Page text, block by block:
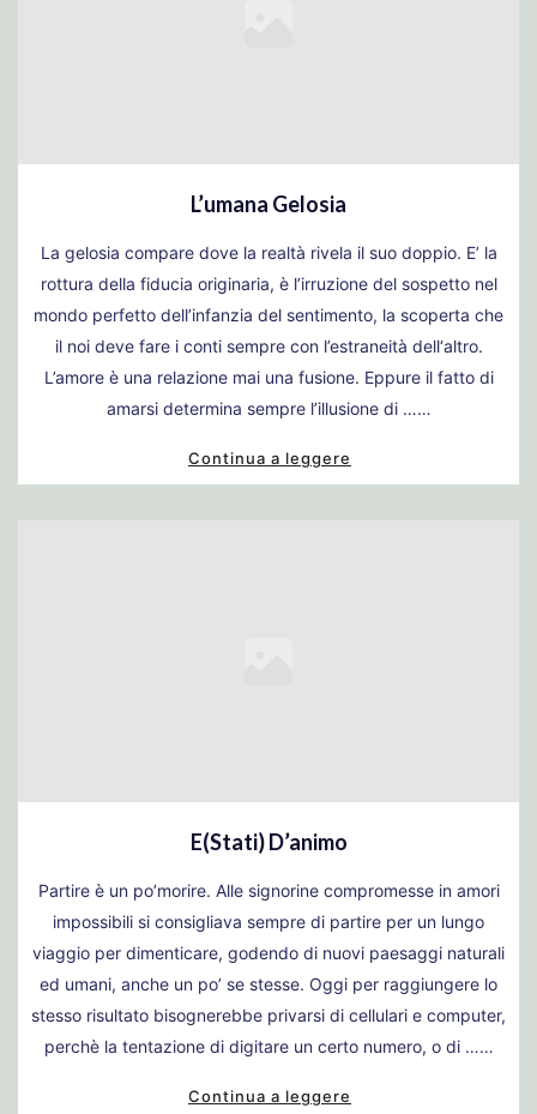
L’umana Gelosia
La gelosia compare dove la realtà rivela il suo doppio. E’ la
rottura della fiducia originaria, è l’irruzione del sospetto nel
mondo perfetto dell’infanzia del sentimento, la scoperta che
il noi deve fare i conti sempre con l’estraneità dell‘altro.
L’amore è una relazione mai una fusione. Eppure il fatto di
amarsi determina sempre l’illusione di ……
Continua a leggere
E(stati) D’animo
Partire è un po’morire. Alle signorine compromesse in amori
impossibili si consigliava sempre di partire per un lungo
viaggio per dimenticare, godendo di nuovi paesaggi naturali
ed umani, anche un po’ se stesse. Oggi per raggiungere lo
stesso risultato bisognerebbe privarsi di cellulari e computer,
perchè la tentazione di digitare un certo numero, o di ……
Continua a leggere